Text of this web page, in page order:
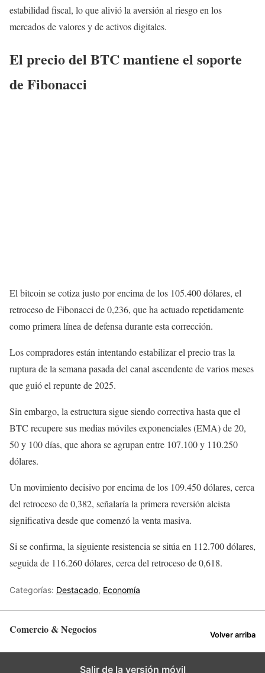
estabilidad fiscal, lo que alivió la aversión al riesgo en los
mercados de valores y de activos digitales.
El precio del BTC mantiene el soporte
de Fibonacci
El bitcoin se cotiza justo por encima de los 105.400 dólares, el
retroceso de Fibonacci de 0,236, que ha actuado repetidamente
como primera línea de defensa durante esta corrección.
Los compradores están intentando estabilizar el precio tras la
ruptura de la semana pasada del canal ascendente de varios meses
que guió el repunte de 2025.
Sin embargo, la estructura sigue siendo correctiva hasta que el
BTC recupere sus medias móviles exponenciales (EMA) de 20,
50 y 100 días, que ahora se agrupan entre 107.100 y 110.250
dólares.
Un movimiento decisivo por encima de los 109.450 dólares, cerca
del retroceso de 0,382, señalaría la primera reversión alcista
significativa desde que comenzó la venta masiva.
Si se confirma, la siguiente resistencia se sitúa en 112.700 dólares,
seguida de 116.260 dólares, cerca del retroceso de 0,618.
Categorías: Destacado, Economía
Comercio & Negocios Volver arriba
Salir de la versión móvil